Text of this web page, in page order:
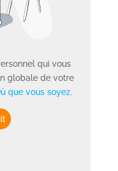
qui vous
globale de votre
que vous soyez.